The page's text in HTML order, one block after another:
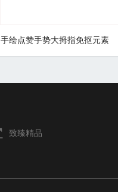
手绘点赞手势大拇指免抠元素
致臻精品